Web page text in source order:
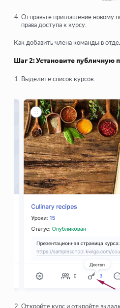
Отправьте приглашение новому
права доступа к курсу.
Как добавить члена команды в
Шаг 2: Установите публичную
Выделите список курсов.
Откройте курс и откройте